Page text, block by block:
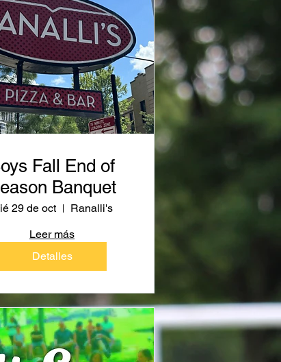
Fall End of
Banquet
29 de oct
Ranalli's
Leer más
Detalles